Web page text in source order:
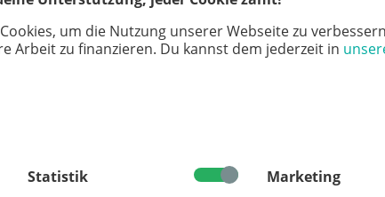
um die Nutzung unserer Webseite zu
Arbeit zu finanzieren. Du kannst dem jederzeit in
Statistik
Marketing